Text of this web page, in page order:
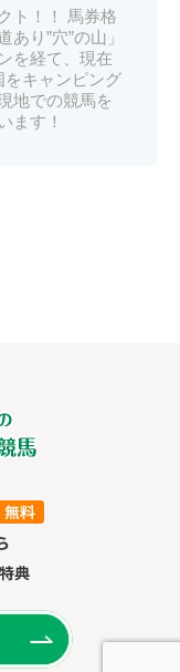
ト！！ 馬券格
り”穴”の山」
を経て、現在
をキャンピング
地での競馬を
ます！